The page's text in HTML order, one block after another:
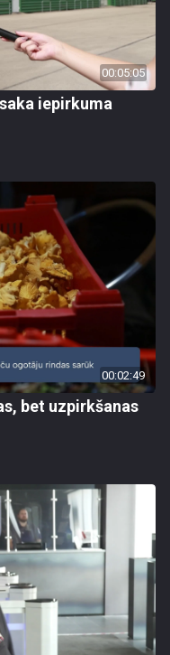
00:05:05
iepirkuma
00:02:49
bet uzpirkšanas